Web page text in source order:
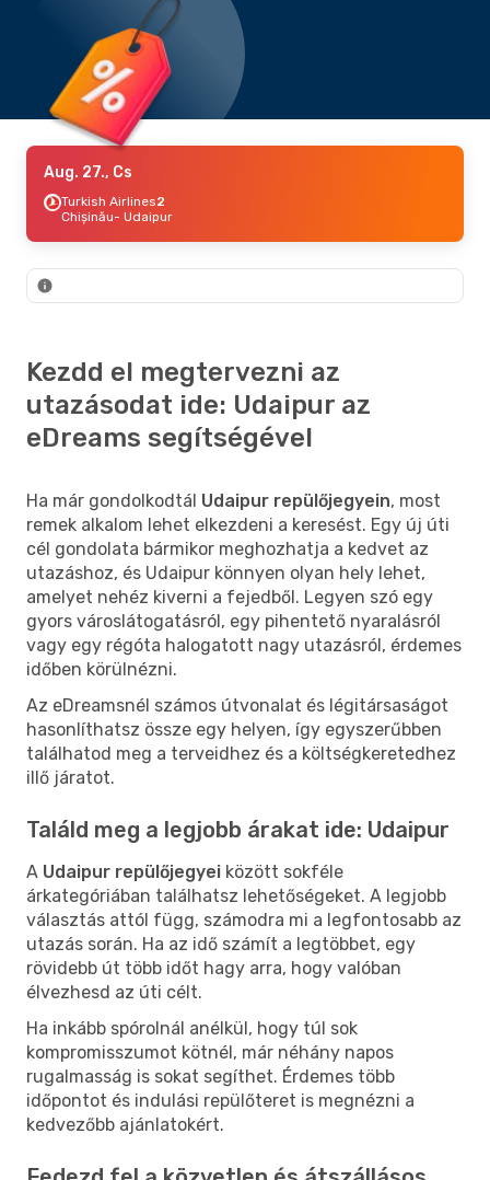
Aug. 27., Cs
Turkish Airlines2
Chișinău- Udaipur
Kezdd el megtervezni az
utazásodat ide: Udaipur az
eDreams segítségével
Ha már gondolkodtál Udaipur repülőjegyein, most
remek alkalom lehet elkezdeni a keresést. Egy új úti
cél gondolata bármikor meghozhatja a kedvet az
utazáshoz, és Udaipur könnyen olyan hely lehet,
amelyet nehéz kiverni a fejedből. Legyen szó egy
gyors városlátogatásról, egy pihentető nyaralásról
vagy egy régóta halogatott nagy utazásról, érdemes
időben körülnézni.
Az eDreamsnél számos útvonalat és légitársaságot
hasonlíthatsz össze egy helyen, így egyszerűbben
találhatod meg a terveidhez és a költségkeretedhez
illő járatot.
Találd meg a legjobb árakat ide: Udaipur
A Udaipur repülőjegyei között sokféle
árkategóriában találhatsz lehetőségeket. A legjobb
választás attól függ, számodra mi a legfontosabb az
utazás során. Ha az idő számít a legtöbbet, egy
rövidebb út több időt hagy arra, hogy valóban
élvezhesd az úti célt.
Ha inkább spórolnál anélkül, hogy túl sok
kompromisszumot kötnél, már néhány napos
rugalmasság is sokat segíthet. Érdemes több
időpontot és indulási repülőteret is megnézni a
kedvezőbb ajánlatokért.